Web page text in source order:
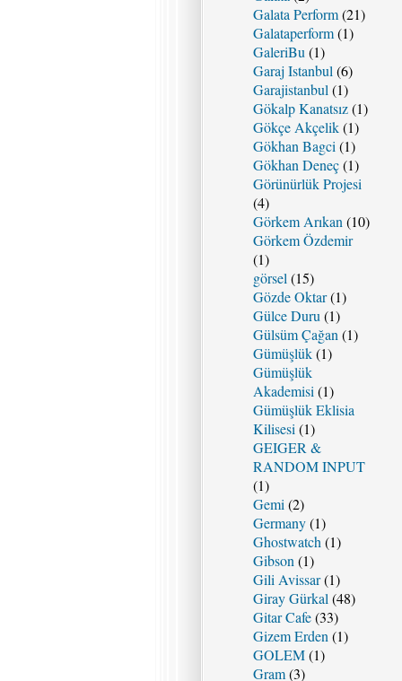
Galata Perform(21)
Galataperform(1)
GaleriBu (1)
Garaj Istanbul (6)
Garajistanbul (1)
Gökalp Kanatsız(1)
Gökçe Akçelik(1)
Gökhan Bagci (1)
Gökhan Deneç(1)
Görünürlük Projesi
(4)
Görkem Arıkan (10)
Görkem Özdemir
(1)
görsel (15)
Gözde Oktar(1)
Gülce Duru (1)
Gülsüm Çağan (1)
Gümüşlük(1)
Gümüşlük
Akademisi (1)
Gümüşlük Eklisia
Kilisesi (1)
GEIGER &
RANDOM INPUT
(1)
Gemi (2)
Germany(1)
Ghostwatch (1)
Gibson (1)
Gili Avissar(1)
Giray Gürkal (48)
Gitar Cafe(33)
Gizem Erden (1)
GOLEM(1)
Gram(3)